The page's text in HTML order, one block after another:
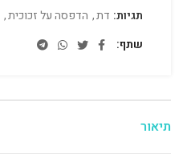
תגיות: דת, הדפסה על זכוכית,
שתף
תיאור